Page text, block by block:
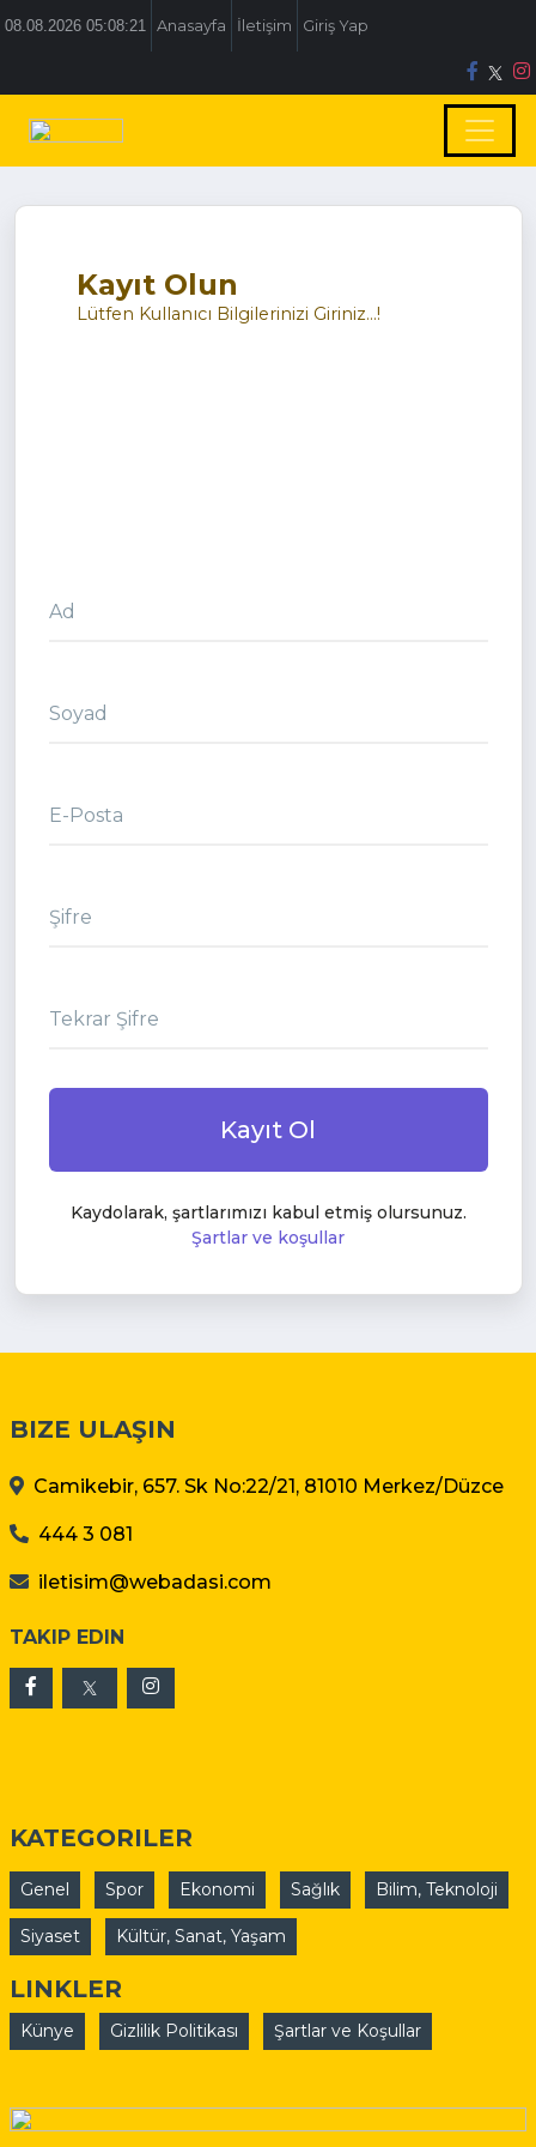
08.08.2026 05:08:21 Anasayfa İletişim Giriş Yap
Kayıt Olun
Lütfen Kullanıcı Bilgilerinizi Giriniz...!
Ad
Soyad
E-Posta
Şifre
Tekrar Şifre
Kayıt Ol
Kaydolarak, şartlarımızı kabul etmiş olursunuz.
Şartlar ve koşullar
BIZE ULAŞIN
Camikebir, 657. Sk No:22/21, 81010 Merkez/Düzce
444 3 081
iletisim@webadasi.com
TAKIP EDIN
KATEGORILER
Genel Spor Ekonomi Sağlık Bilim, Teknoloji
Siyaset Kültür, Sanat, Yaşam
LINKLER
Künye Gizlilik Politikası Şartlar ve Koşullar